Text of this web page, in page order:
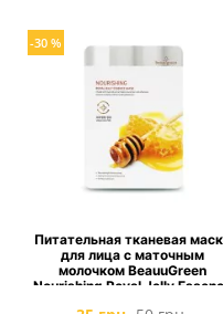
-30 %
Питательная тканевая
для лица с маточным
молочком BeauuGreen
Nourishing Royal Jelly